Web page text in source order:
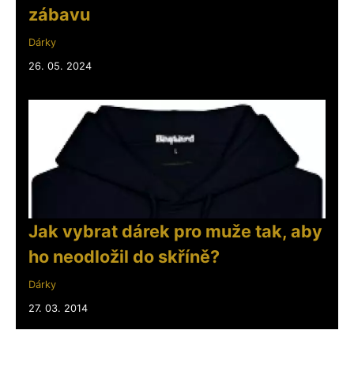
zábavu
Dárky
26. 05. 2024
Jak vybrat dárek pro muže tak, aby
ho neodložil do skříně?
Dárky
27. 03. 2014